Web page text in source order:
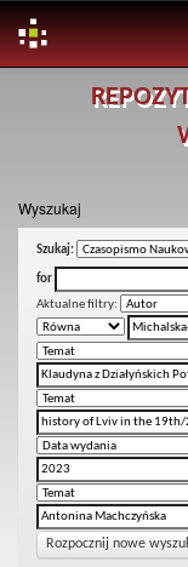
Wyszukaj
Szukaj:
for
Aktualne filtry:
Rozpocznij nowe